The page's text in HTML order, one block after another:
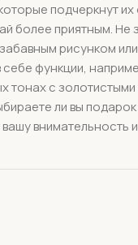
подчеркнут
более приятным. Не
рисунком
себе функции,
тонах с
ли вы
внимательность